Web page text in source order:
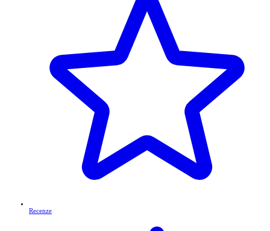
Recenze